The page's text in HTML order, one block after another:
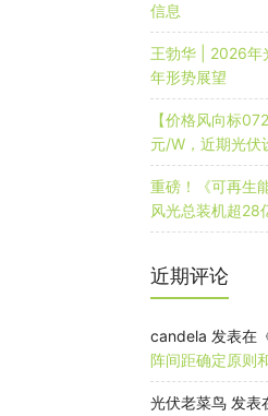
信息
王勃华 | 2026年
年形势展望
【价格风向标
元/W，近期光伏
重磅！《可再生
风光总装机超28
近期评论
candela 发表在
阵间距确定原则
光伏老菜鸟 发表